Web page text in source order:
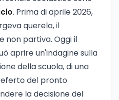
. Prima di aprile 2026,
querela, il
non partiva. Oggi il
aprire un'indagine sulla
della scuola, di una
del pronto
la decisione del